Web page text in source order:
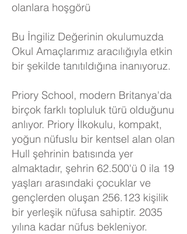
olanlara hoşgörü
Bu İngiliz Değerinin okulumuzda
Okul Amaçlarımız aracılığıyla etkin
bir şekilde tanıtıldığına inanıyoruz.
Priory School, modern Britanya'da
birçok farklı topluluk türü olduğunu
anlıyor. Priory İlkokulu, kompakt,
yoğun nüfuslu bir kentsel alan olan
Hull şehrinin batısında yer
almaktadır, şehrin 62.500'ü 0 ila 19
yaşları arasındaki çocuklar ve
gençlerden oluşan 256.123 kişilik
bir yerleşik nüfusa sahiptir. 2035
yılına kadar nüfus bekleniyor.